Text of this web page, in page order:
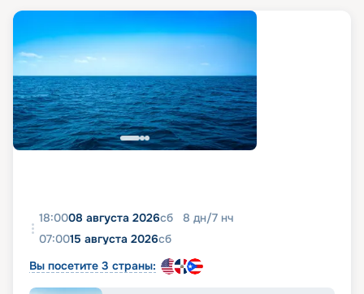
18:0008 августа 2026сб 8 дн/7 нч
07:0015 августа 2026сб
Вы посетите 3 страны: